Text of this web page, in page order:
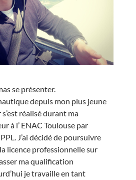
se présenter.
depuis mon plus jeune
réalisé durant ma
à l’ ENAC Toulouse par
J’ai décidé de poursuivre
licence professionnelle sur
ma qualification
je travaille en tant